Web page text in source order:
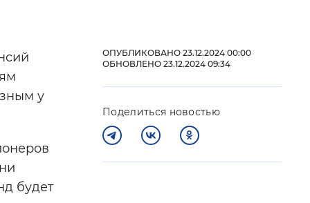
у
будет
ОПУБЛИКОВАНО 23.12.2024 00:00
ОБНОВЛЕНО 23.12.2024 09:34
Поделиться новостью